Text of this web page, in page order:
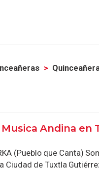
Musica Andina en
(Pueblo que Canta)
Ciudad de Tuxtla